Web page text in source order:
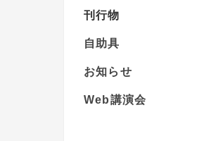
刊行物
自助具
お知らせ
Web講演会